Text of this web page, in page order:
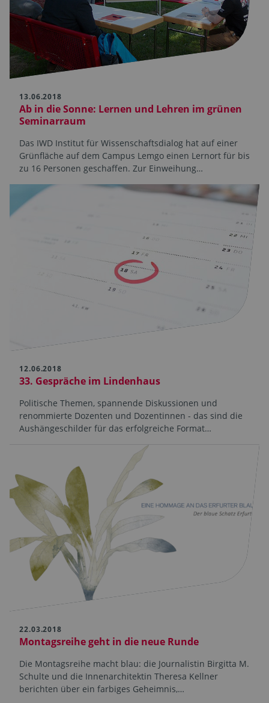
13.06.2018
Ab in die Sonne: Lernen und Lehren im grünen
Seminarraum
Das IWD Institut für Wissenschaftsdialog hat auf einer
Grünfläche auf dem Campus Lemgo einen Lernort für bis
zu 16 Personen geschaffen. Zur Einweihung…
12.06.2018
33. Gespräche im Lindenhaus
Politische Themen, spannende Diskussionen und
renommierte Dozenten und Dozentinnen - das sind die
Aushängeschilder für das erfolgreiche Format…
22.03.2018
Montagsreihe geht in die neue Runde
Die Montagsreihe macht blau: die Journalistin Birgitta M.
Schulte und die Innenarchitektin Theresa Kellner
berichten über ein farbiges Geheimnis,…